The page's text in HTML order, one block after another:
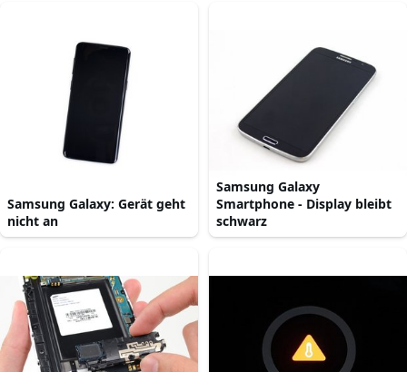
Samsung Galaxy: Gerät geht
nicht an
Samsung Galaxy
Smartphone - Display bleibt
schwarz